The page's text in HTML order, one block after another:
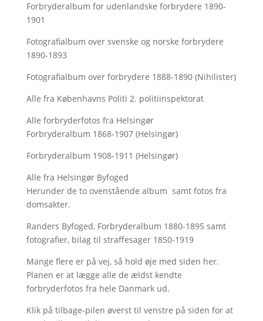
Forbryderalbum for udenlandske forbrydere 1890-
1901
Fotografialbum over svenske og norske forbrydere
1890-1893
Fotografialbum over forbrydere 1888-1890 (Nihilister)
Alle fra Københavns Politi 2. politiinspektorat
Alle forbryderfotos fra Helsingør
Forbryderalbum 1868-1907 (Helsingør)
Forbryderalbum 1908-1911 (Helsingør)
Alle fra Helsingør Byfoged
Herunder de to ovenstående album samt fotos fra
domsakter.
Randers Byfoged, Forbryderalbum 1880-1895 samt
fotografier, bilag til straffesager 1850-1919
Mange flere er på vej, så hold øje med siden her.
Planen er at lægge alle de ældst kendte
forbryderfotos fra hele Danmark ud.
Klik på tilbage-pilen øverst til venstre på siden for at